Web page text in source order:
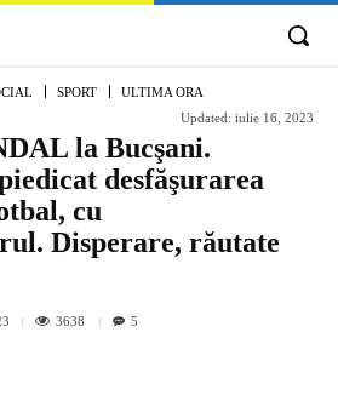
SPORT
ULTIMA ORA
Updated: iulie 16, 2023
la Bucşani.
desfăşurarea
cu
Disperare, răutate
3638 5